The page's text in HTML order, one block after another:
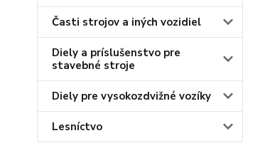
Časti strojov a iných vozidiel
Diely a príslušenstvo pre
stavebné stroje
Diely pre vysokozdvižné vozíky
Lesníctvo